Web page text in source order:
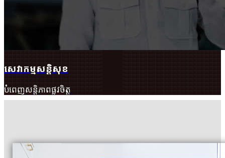
សេវាកម្មសន្តិសុខ
បំពេញសន្តិភាពផ្លូវចិត្ត​